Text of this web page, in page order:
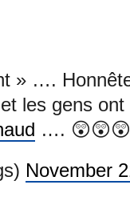
» ….
les gens ont
….
November